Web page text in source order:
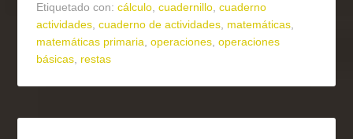
Etiquetado con:cálculo ,cuadernillo ,cuaderno
actividades ,cuaderno de actividades matemáticas
matemáticas primaria ,operaciones ,operaciones
básicas restas